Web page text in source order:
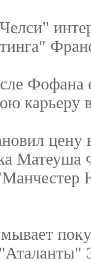
Фофана
карьеру
цену
Матеуша